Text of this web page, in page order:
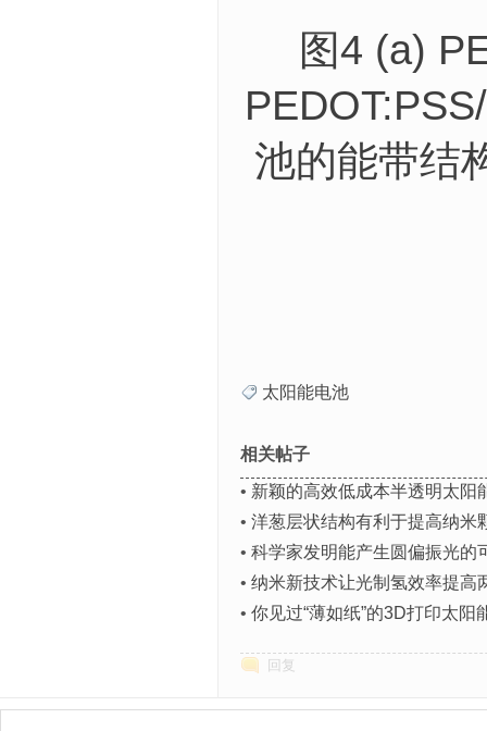
图4 (a)
池的能带结
太阳能电池
相关帖子
• 新颖的高效低成本半透明太阳
• 洋葱层状结构有利于提高纳米
• 科学家发明能产生圆偏振光的
• 纳米新技术让光制氢效率提高
• 你见过“薄如纸”的3D打印太阳
回复